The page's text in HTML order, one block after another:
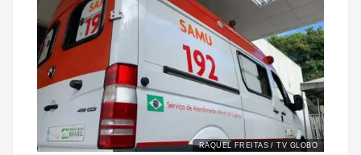
RAQUEL FREITAS / TV GLOBO